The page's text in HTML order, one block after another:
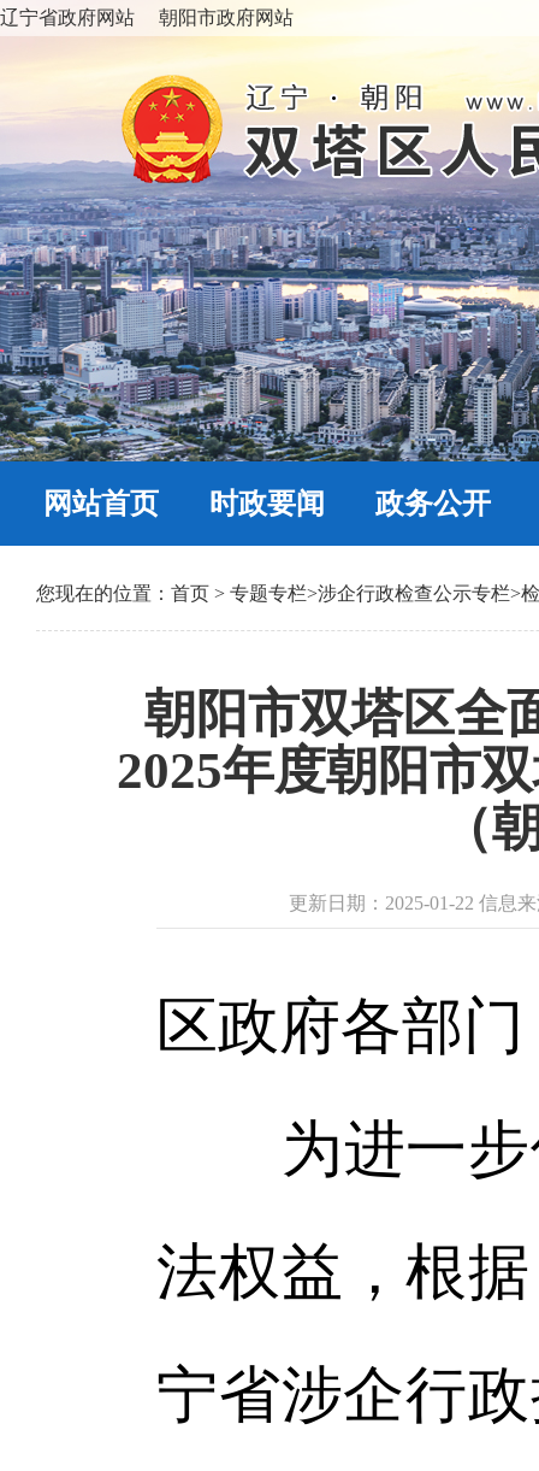
辽宁省政府网站 朝阳市政府网站
网站首页 时政要闻 政务公开
您现在的位置： 首页 > 专题专栏>涉企行政检查公示专栏>
朝阳市双塔区全
2025年度朝阳市
（
更新日期：2025-01-22 信息
区政府各部
为进一步
法权益，根
宁省涉企行